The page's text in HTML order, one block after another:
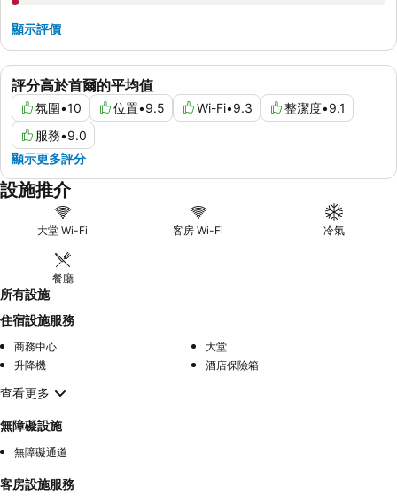
評分高於首爾的平均值
氛圍•10 位置•9.5 Wi-Fi•9.3 整潔度•9.1
服務•9.0
顯示更多評分
顯示評價
設施推介
大堂 Wi-Fi 客房 Wi-Fi 冷氣
餐廳
所有設施
住宿設施服務
商務中心
大堂
升降機
酒店保險箱
查看更多
無障礙設施
無障礙通道
客房設施服務